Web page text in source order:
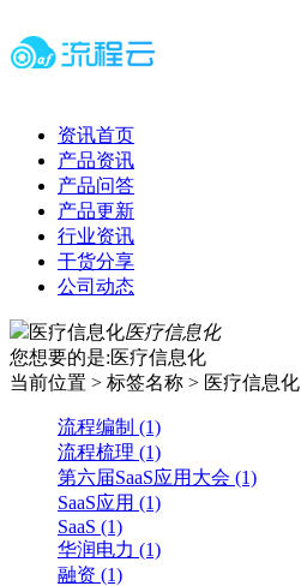
资讯首页
产品资讯
产品问答
产品更新
行业资讯
干货分享
公司动态
医疗信息化医疗信息化
您想要的是:医疗信息化
当前位置 > 标签名称 > 医疗信息化
流程编制 (1)
流程梳理 (1)
第六届SaaS应用大会 (1)
SaaS应用 (1)
SaaS (1)
华润电力 (1)
融资 (1)